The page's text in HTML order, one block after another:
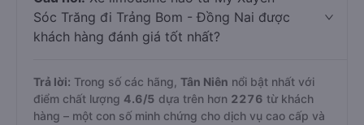
Sóc Trăng đi Trảng Bom - Đồng Nai được
khách hàng đánh giá tốt nhất?
Trả lời: Trong số các hãng, Tân Niên nổi bật nhất với
điểm chất lượng 4.6/5 dựa trên hơn 2276 từ khách
hàng – một con số minh chứng cho dịch vụ cao cấp và